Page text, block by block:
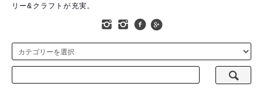
リー&クラフトが充実。